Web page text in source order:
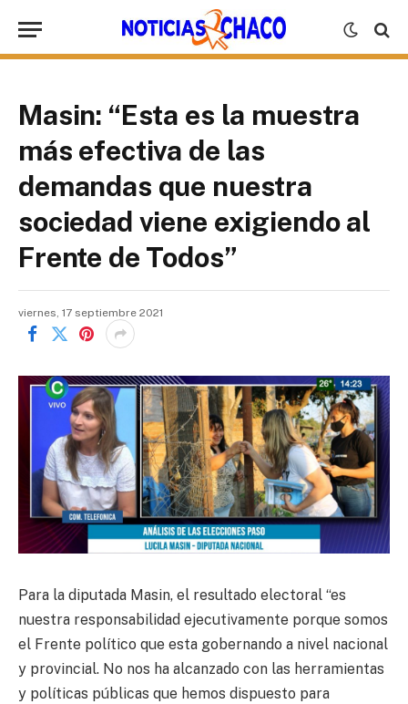
Masin: “Esta es la muestra
más efectiva de las
demandas que nuestra
sociedad viene exigiendo al
Frente de Todos”
viernes, 17 septiembre 2021
Para la diputada Masin, el resultado electoral “es
nuestra responsabilidad ejecutivamente porque somos
el Frente político que esta gobernando a nivel nacional
y provincial. No nos ha alcanzado con las herramientas
y políticas públicas que hemos dispuesto para